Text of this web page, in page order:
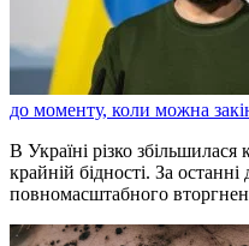
до моменту, коли можна
В Україні різко збільшилася
крайній бідності. За
повномасштабного